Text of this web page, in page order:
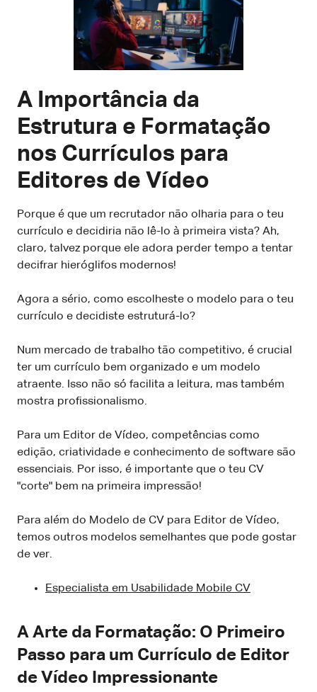
A Importância da
Estrutura e Formatação
nos Currículos para
Editores de Vídeo
Porque é que um recrutador não olharia para o teu
currículo e decidiria não lê-lo à primeira vista? Ah,
claro, talvez porque ele adora perder tempo a tentar
decifrar hieróglifos modernos!
Agora a sério, como escolheste o modelo para o teu
currículo e decidiste estruturá-lo?
Num mercado de trabalho tão competitivo, é crucial
ter um currículo bem organizado e um modelo
atraente. Isso não só facilita a leitura, mas também
mostra profissionalismo.
Para um Editor de Vídeo, competências como
edição, criatividade e conhecimento de software são
essenciais. Por isso, é importante que o teu CV
"corte" bem na primeira impressão!
Para além do Modelo de CV para Editor de Vídeo,
temos outros modelos semelhantes que pode gostar
de ver.
Especialista em Usabilidade Mobile CV
A Arte da Formatação: O Primeiro
Passo para um Currículo de Editor
de Vídeo Impressionante